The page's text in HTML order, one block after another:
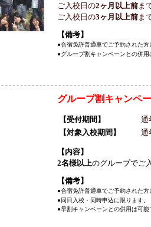
ご入校日の2ヶ月以上前ま
ご入校日の3ヶ月以上前ま
【備考】
●合宿免許普通車でご予約された方
●グループ割キャンペーンとの併用
グループ割キャンペ
【受付期間】
通
【対象入校期間】
通
【内容】
2名様以上のグループでご
【備考】
●合宿免許普通車でご予約された方
●同日入校・同時申込に限ります。
●早割キャンペーンとの併用は可能